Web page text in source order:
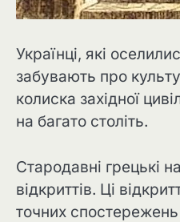
Українці, які
забувають про
колиска західної
на багато століть.
Стародавні грецькі
відкриттів. Ці
точних